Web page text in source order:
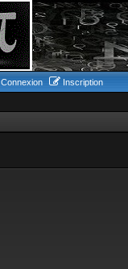
Connexion Inscription